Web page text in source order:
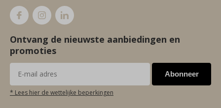
Ontvang de nieuwste aanbiedingen en
promoties
Abonneer
* Lees hier de wettelijke beperkingen